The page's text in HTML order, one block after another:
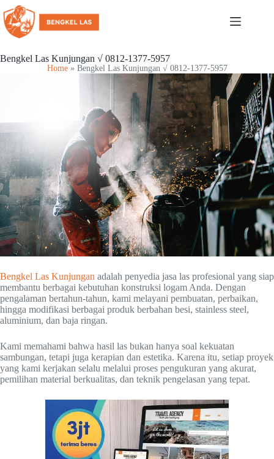
Bengkel Las Kunjungan √ 0812-1377-5957
Home» Bengkel Las Kunjungan √ 0812-1377-5957
Bengkel Las Kunjungan adalah penyedia jasa las profesional yang siap
membantu berbagai kebutuhan konstruksi logam Anda. Dengan
pengalaman bertahun-tahun, kami melayani pembuatan, perbaikan,
hingga modifikasi berbagai produk berbahan besi, stainless steel,
aluminium, dan baja ringan.
Kami memahami bahwa hasil las bukan hanya soal kekuatan
sambungan, tetapi juga kerapian dan estetika. Karena itu, setiap proyek
yang kami kerjakan selalu melalui proses pengukuran yang akurat,
pemilihan material berkualitas, dan teknik pengelasan yang tepat.